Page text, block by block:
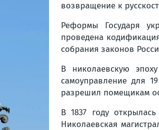
возвращение к
Реформы Государя
проведена
собрания законов
В николаевскую
самоуправление для
разрешил помещикам
В 1837 году
Николаевская